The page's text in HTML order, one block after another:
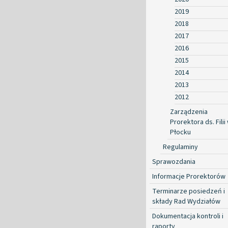
2019
2018
2017
2016
2015
2014
2013
2012
Zarządzenia
Prorektora ds. Filii
Płocku
Regulaminy
Sprawozdania
Informacje Prorektorów
Terminarze posiedzeń i
składy Rad Wydziałów
Dokumentacja kontroli i